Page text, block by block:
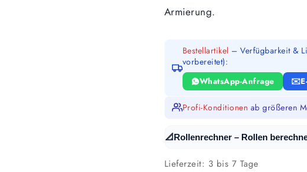
Armierung.
Bestellartikel – Verfügbarkeit &
vorbereitet):
WhatsApp-Anfrage
Profi-Konditionen ab größeren
📐Rollenrechner – Rollen
Lieferzeit: 3 bis 7 Tage